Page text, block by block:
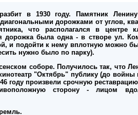
в 1930 году. Памятник Ленину
дорожками от углов,
что располагался в центре
дорожка была одна - в створе ул.
и подойти к нему вплотную можно
нужно было по парку).
соборе. Получилось так, что
"Октябрь" публику (до войны
году произвели срочную
сторону - лицом